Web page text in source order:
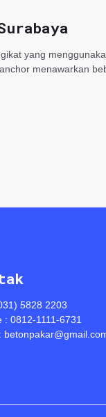
yang
menawarkan
5828 2203
: 0812-1111-6731